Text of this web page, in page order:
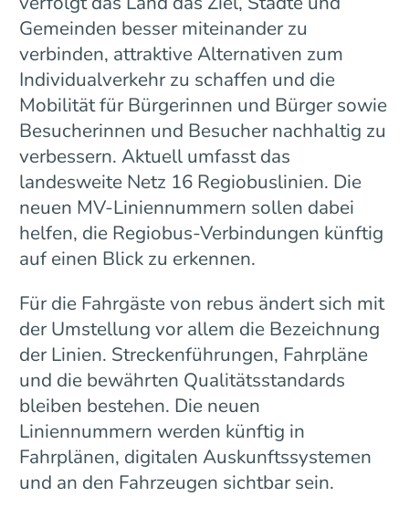
Gemeinden besser miteinander zu
verbinden, attraktive Alternativen zum
Individualverkehr zu schaffen und die
Mobilität für Bürgerinnen und Bürger sowie
Besucherinnen und Besucher nachhaltig zu
verbessern. Aktuell umfasst das
landesweite Netz 16 Regiobuslinien. Die
neuen MV-Liniennummern sollen dabei
helfen, die Regiobus-Verbindungen künftig
auf einen Blick zu erkennen.
Für die Fahrgäste von rebus ändert sich mit
der Umstellung vor allem die Bezeichnung
der Linien. Streckenführungen, Fahrpläne
und die bewährten Qualitätsstandards
bleiben bestehen. Die neuen
Liniennummern werden künftig in
Fahrplänen, digitalen Auskunftssystemen
und an den Fahrzeugen sichtbar sein.